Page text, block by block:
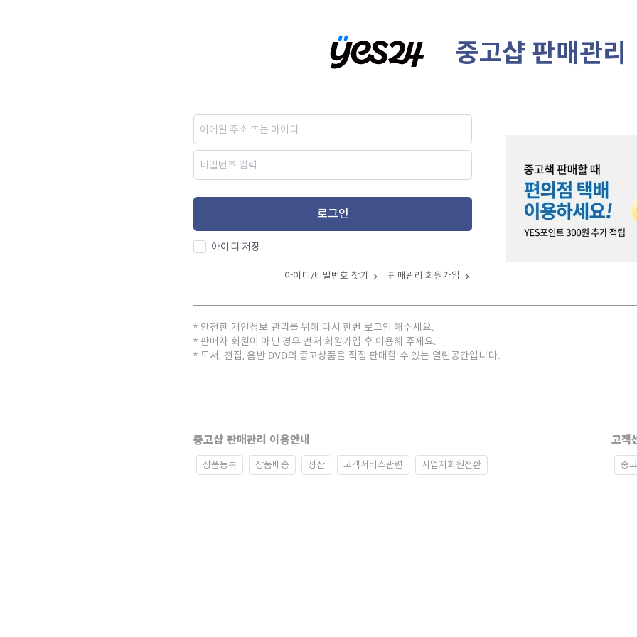
중고샵 판매관리
로그인
아이디 저장
아이디/비밀번호 찾기 판매관리 회원가입
안전한 개인정보 관리를 위해 다시 한번 로그인 해주세요.
판매자 회원이 아닌 경우 먼저 회원가입 후 이용해 주세요.
도서, 전집, 음반 DVD의 중고상품을 직접 판매할 수 있는 열린공간입니다.
중고샵 판매관리 이용안내
상품등록 상품배송 정산 고객서비스관련 사업자회원전환
고객
중